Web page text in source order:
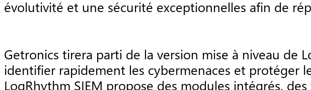
évolutivité et une sécurité exceptionnelles afin de
Getronics tirera parti de la version mise à niveau de
identifier rapidement les cybermenaces et protéger
LogRhythm SIEM propose des modules intégrés,